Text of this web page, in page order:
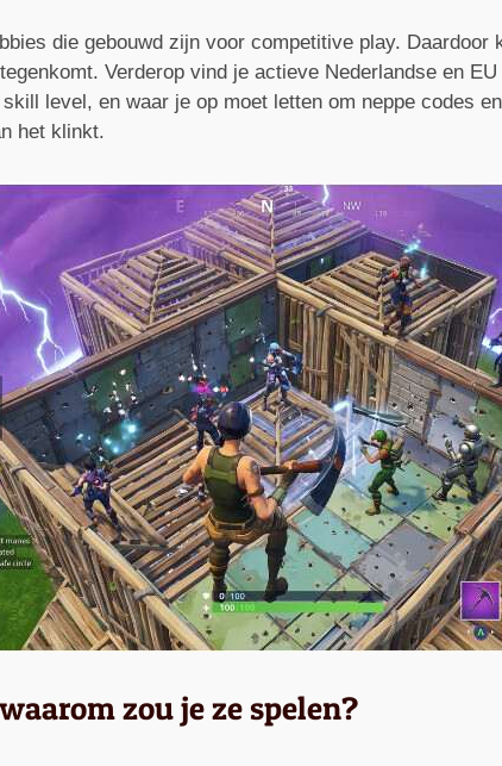
die gebouwd zijn voor competitive play.
Verderop vind je actieve Nederlandse en
level, en waar je op moet letten om neppe codes
het klinkt.
zou je ze spelen?